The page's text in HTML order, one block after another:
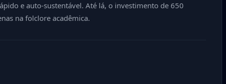
e auto-sustentável. Até lá, o investimento de 650
na folclore acadêmica.